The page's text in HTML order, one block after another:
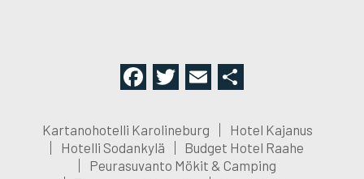
F
c
e
T
tt
er
E
ail ar
e
Kartanohotelli Karolineburg
Hotel Kajanus
Hotelli Sodankylä
Budget Hotel Raahe
Peurasuvanto Mökit & Camping